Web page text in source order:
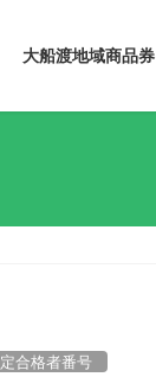
大船渡地域商品券
合格者番号